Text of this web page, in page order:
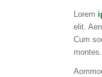
Lorem
elit.
Cum
montes.